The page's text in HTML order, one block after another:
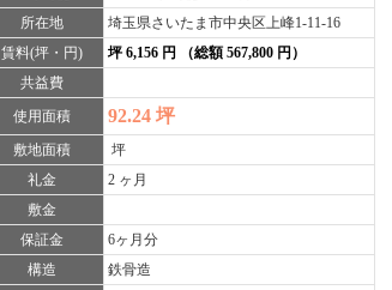
所在地
埼玉県さいたま市中央区上峰1-11-16
賃料(坪・円)
坪 6,156 円 （総額 567,800 円）
共益費
使用面積
92.24 坪
敷地面積
坪
礼金
2 ヶ月
敷金
保証金
6ヶ月分
構造
鉄骨造